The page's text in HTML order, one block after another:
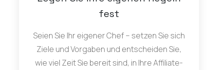
fest
Seien Sie Ihr eigener Chef – setzen Sie sich
Ziele und Vorgaben und entscheiden Sie,
wie viel Zeit Sie bereit sind, in Ihre Affiliate-